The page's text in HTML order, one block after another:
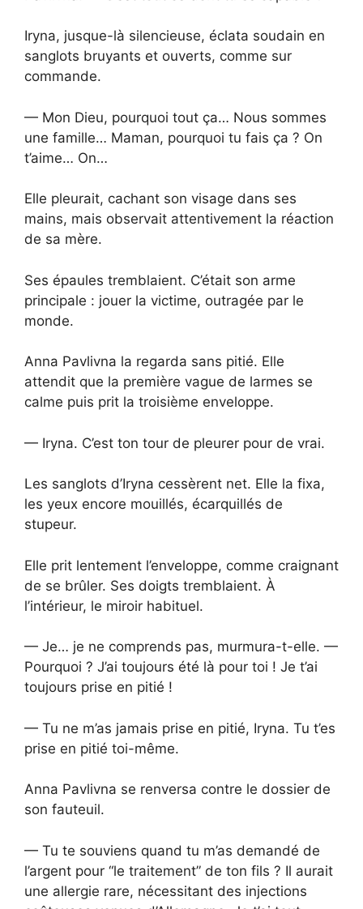
Iryna, jusque-là silencieuse, éclata soudain en
sanglots bruyants et ouverts, comme sur
commande.
— Mon Dieu, pourquoi tout ça… Nous sommes
une famille… Maman, pourquoi tu fais ça ? On
t’aime… On…
Elle pleurait, cachant son visage dans ses
mains, mais observait attentivement la réaction
de sa mère.
Ses épaules tremblaient. C’était son arme
principale : jouer la victime, outragée par le
monde.
Anna Pavlivna la regarda sans pitié. Elle
attendit que la première vague de larmes se
calme puis prit la troisième enveloppe.
— Iryna. C’est ton tour de pleurer pour de vrai.
Les sanglots d’Iryna cessèrent net. Elle la fixa,
les yeux encore mouillés, écarquillés de
stupeur.
Elle prit lentement l’enveloppe, comme craignant
de se brûler. Ses doigts tremblaient. À
l’intérieur, le miroir habituel.
— Je… je ne comprends pas, murmura-t-elle. —
Pourquoi ? J’ai toujours été là pour toi ! Je t’ai
toujours prise en pitié !
— Tu ne m’as jamais prise en pitié, Iryna. Tu t’es
prise en pitié toi-même.
Anna Pavlivna se renversa contre le dossier de
son fauteuil.
— Tu te souviens quand tu m’as demandé de
l’argent pour “le traitement” de ton fils ? Il aurait
une allergie rare, nécessitant des injections